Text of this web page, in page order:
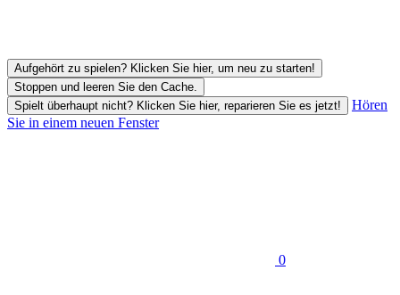
Aufgehört zu spielen? Klicken Sie hier, um neu zu starten!
Stoppen und leeren Sie den Cache.
Spielt überhaupt nicht? Klicken Sie hier, reparieren Sie es jetzt!
Hören
Sie in einem neuen Fenster
0